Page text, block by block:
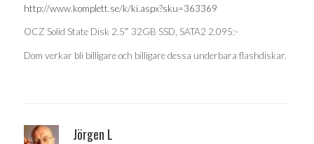
http://www.komplett.se/k/ki.aspx?sku=363369
OCZ Solid State Disk 2.5″ 32GB SSD, SATA2 2.095:-
Dom verkar bli billigare och billigare dessa underbara flashdiskar.
Jörgen L